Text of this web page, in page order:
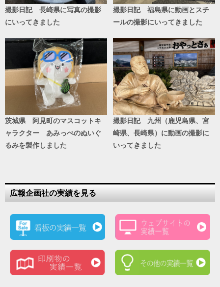
撮影日記 長崎県に写真の撮影
にいってきました
撮影日記 福島県に動画とスチ
ールの撮影にいってきました
茨城県 阿見町のマスコットキ
ャラクター あみっぺのぬいぐ
るみを製作しました
撮影日記 九州（鹿児島県、宮
崎県、長崎県）に動画の撮影に
いってきました
広報企画社の実績を見る